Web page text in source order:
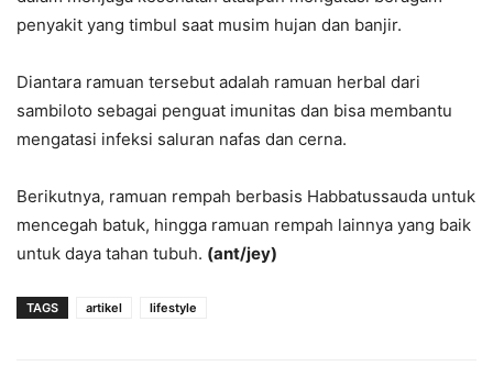
penyakit yang timbul saat musim hujan dan banjir.
Diantara ramuan tersebut adalah ramuan herbal dari
sambiloto sebagai penguat imunitas dan bisa membantu
mengatasi infeksi saluran nafas dan cerna.
Berikutnya, ramuan rempah berbasis Habbatussauda untuk
mencegah batuk, hingga ramuan rempah lainnya yang baik
untuk daya tahan tubuh. (ant/jey)
TAGS artikel lifestyle